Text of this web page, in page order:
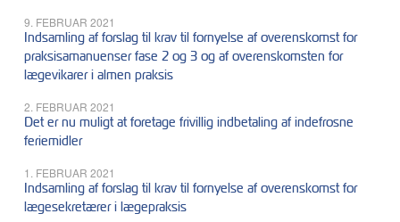
9. FEBRUAR 2021
Indsamling af forslag til krav til fornyelse af overenskomst for
praksisamanuenser fase 2 og 3 og af overenskomsten for
lægevikarer i almen praksis
2. FEBRUAR 2021
Det er nu muligt at foretage frivillig indbetaling af indefrosne
feriemidler
1. FEBRUAR 2021
Indsamling af forslag til krav til fornyelse af overenskomst for
lægesekretærer i lægepraksis